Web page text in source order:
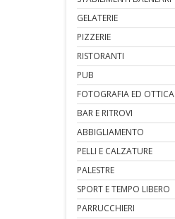
GELATERIE
PIZZERIE
RISTORANTI
PUB
FOTOGRAFIA ED OTTICA
BAR E RITROVI
ABBIGLIAMENTO
PELLI E CALZATURE
PALESTRE
SPORT E TEMPO LIBERO
PARRUCCHIERI